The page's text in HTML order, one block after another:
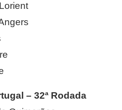
– 32ª Rodada